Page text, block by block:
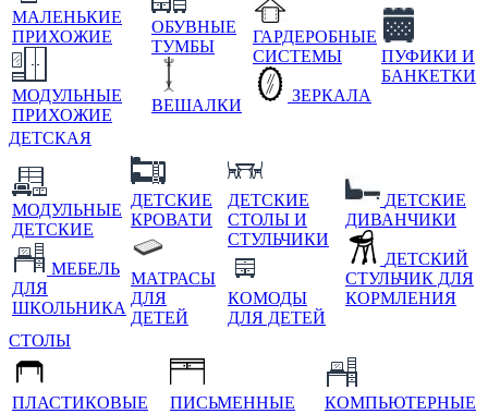
МАЛЕНЬКИЕ
ПРИХОЖИЕ
МОДУЛЬНЫЕ
ПРИХОЖИЕ
ОБУВНЫЕ
ТУМБЫ
ВЕШАЛКИ
ГАРДЕРОБНЫЕ
СИСТЕМЫ
ЗЕРКАЛА
ПУФИКИ И
БАНКЕТКИ
ДЕТСКАЯ
МОДУЛЬНЫЕ
ДЕТСКИЕ
МЕБЕЛЬ
ДЛЯ
ШКОЛЬНИКА
ДЕТСКИЕ
КРОВАТИ
МАТРАСЫ
ДЛЯ
ДЕТЕЙ
ДЕТСКИЕ
СТОЛЫ И
СТУЛЬЧИКИ
КОМОДЫ
ДЛЯ ДЕТЕЙ
ДЕТСКИЕ
ДИВАНЧИКИ
ДЕТСКИЙ
СТУЛЬЧИК ДЛЯ
КОРМЛЕНИЯ
СТОЛЫ
ПЛАСТИКОВЫЕ ПИСЬМЕННЫЕ КОМПЬЮТЕРНЫЕ